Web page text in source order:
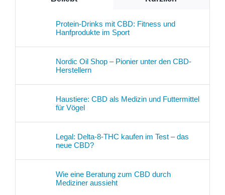
Protein-Drinks mit CBD: Fitness und
Hanfprodukte im Sport
Nordic Oil Shop – Pionier unter den CBD-
Herstellern
Haustiere: CBD als Medizin und Futtermittel
für Vögel
Legal: Delta-8-THC kaufen im Test – das
neue CBD?
Wie eine Beratung zum CBD durch
Mediziner aussieht